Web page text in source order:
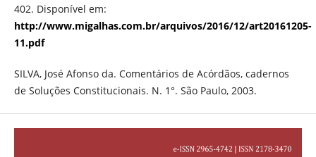
402. Disponível em:
http://www.migalhas.com.br/arquivos/2016/12/art20161205-
11.pdf
SILVA, José Afonso da. Comentários de Acórdãos, cadernos
de Soluções Constitucionais. N. 1°. São Paulo, 2003.